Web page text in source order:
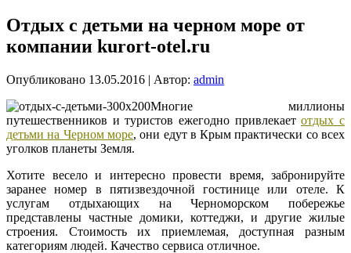
Отдых с детьми на черном море от
компании kurort-otel.ru
Опубликовано 13.05.2016 | Автор: admin
Многие миллионы
путешественников и туристов ежегодно привлекаетотдых с
детьми на Черном море, они едут в Крым практически со всех
уголков планеты Земля.
Хотите весело и интересно провести время, забронируйте
заранее номер в пятизвездочной гостинице или отеле. К
услугам отдыхающих на Черноморском побережье
представлены частные домики, коттеджи, и другие жилые
строения. Стоимость их приемлемая, доступная разным
категориям людей. Качество сервиса отличное.